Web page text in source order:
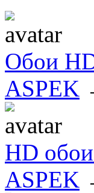
Обои
ASPEK
HD
ASPEK